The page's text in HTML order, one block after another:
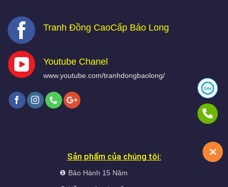
Tranh Đồng CaoCấp Bảo Long
Youtube Chanel
www.youtube.com/tranhdongbaolong/
Sản phẩm của chúng tôi:
❶ Bảo Hành 15 Năm